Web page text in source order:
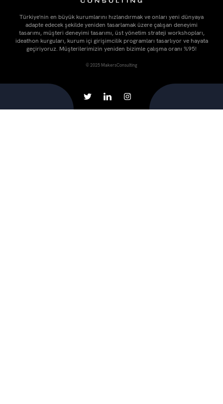
Türkiye'nin en büyük kurumlarını hızlandırmak ve onları yeni dünyaya
adapte edecek şekilde yeniden tasarlamak üzere çalışan deneyimi
tasarımı, müşteri deneyimi tasarımı, üst yönetim strateji workshopları,
ideathon kurguları, kurum içi girişimcilik programları tasarlıyor ve hayata
geçiriyoruz. Müşterilerimizin yeniden bizimle çalışma oranı %95!
© 2025 MakersConsulting